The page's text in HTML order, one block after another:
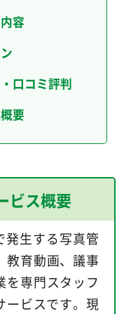
容
口コミ評判
要
ビス概要
発生する写真管
教育動画、議事
を専門スタッフ
ービスです。現